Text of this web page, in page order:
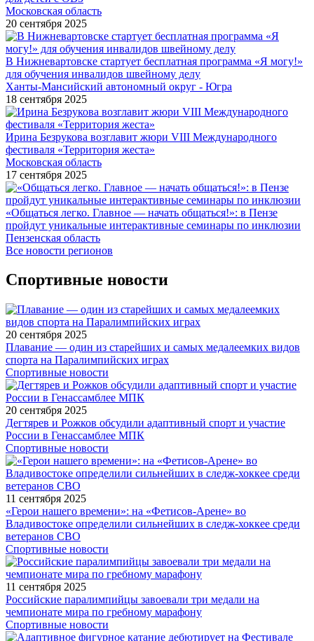
Московская область
20 сентября 2025
В Нижневартовске стартует бесплатная программа «Я могу!»
для обучения инвалидов швейному делу
Ханты-Мансийский автономный округ - Югра
18 сентября 2025
Ирина Безрукова возглавит жюри VIII Международного
фестиваля «Территория жеста»
Московская область
17 сентября 2025
«Общаться легко. Главное — начать общаться!»: в Пензе
пройдут уникальные интерактивные семинары по инклюзии
Пензенская область
Все новости регионов
Спортивные новости
20 сентября 2025
Плавание — один из старейших и самых медалеемких видов
спорта на Паралимпийских играх
Спортивные новости
20 сентября 2025
Дегтярев и Рожков обсудили адаптивный спорт и участие
России в Генассамблее МПК
Спортивные новости
11 сентября 2025
«Герои нашего времени»: на «Фетисов-Арене» во
Владивостоке определили сильнейших в следж-хоккее среди
ветеранов СВО
Спортивные новости
11 сентября 2025
Российские паралимпийцы завоевали три медали на
чемпионате мира по гребному марафону
Спортивные новости